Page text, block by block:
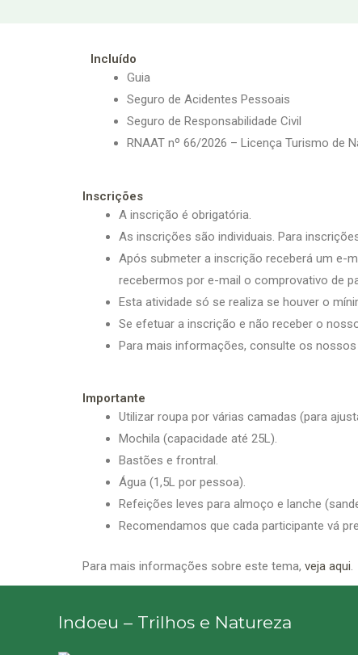
Incluído
Guia
Seguro de Acidentes Pessoais
Seguro de Responsabilidade Civil
RNAAT nº 66/2026 – Licença Turismo de
Inscrições
A inscrição é obrigatória.
As inscrições são individuais. Para
Após submeter a inscrição receberá um e-
recebermos por e-mail o comprovativo de
Esta atividade só se realiza se houver o
Se efetuar a inscrição e não receber o
Para mais informações, consulte os nossos
Importante
Utilizar roupa por várias camadas (para
Mochila (capacidade até 25L).
Bastões e frontral.
Água (1,5L por pessoa).
Refeições leves para almoço e lanche
Recomendamos que cada participante vá
Para mais informações sobre este tema, veja aqui
Indoeu – Trilhos e Natureza